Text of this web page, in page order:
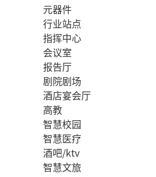
元器件
行业站点
指挥中心
会议室
报告厅
剧院剧场
酒店宴会厅
高教
智慧校园
智慧医疗
酒吧/ktv
智慧文旅